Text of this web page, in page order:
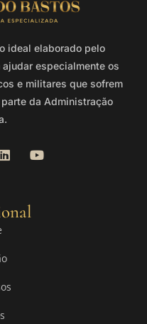
ideal elaborado pelo
especialmente os
e militares que sofrem
da Administração